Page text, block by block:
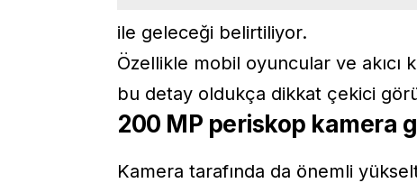
ile geleceği belirtiliyor.
Özellikle mobil oyuncular ve akıcı
bu detay oldukça dikkat çekici
200 MP periskop kamera
Kamera tarafında da önemli